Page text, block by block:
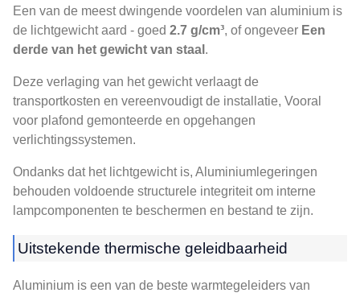
Een van de meest dwingende voordelen van aluminium is
de lichtgewicht aard - goed 2.7 g/cm³, of ongeveer Een
derde van het gewicht van staal .
Deze verlaging van het gewicht verlaagt de
transportkosten en vereenvoudigt de installatie, Vooral
voor plafond gemonteerde en opgehangen
verlichtingssystemen.
Ondanks dat het lichtgewicht is, Aluminiumlegeringen
behouden voldoende structurele integriteit om interne
lampcomponenten te beschermen en bestand te zijn.
Uitstekende thermische geleidbaarheid
Aluminium is een van de beste warmtegeleiders van